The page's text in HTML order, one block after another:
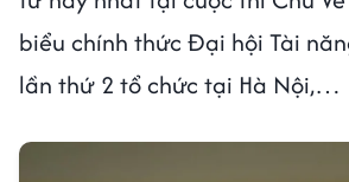
biểu chính thức Đại hội Tài
lần thứ 2 tổ chức tại Hà Nội,…